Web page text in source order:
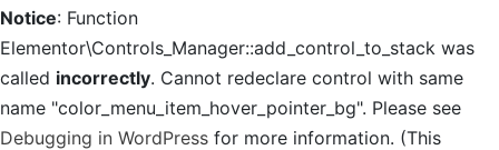
Notice: Function
Elementor\Controls_Manager::add_control_to_stack was
called incorrectly. Cannot redeclare control with same
name "color_menu_item_hover_pointer_bg". Please see
Debugging in WordPress for more information. (This